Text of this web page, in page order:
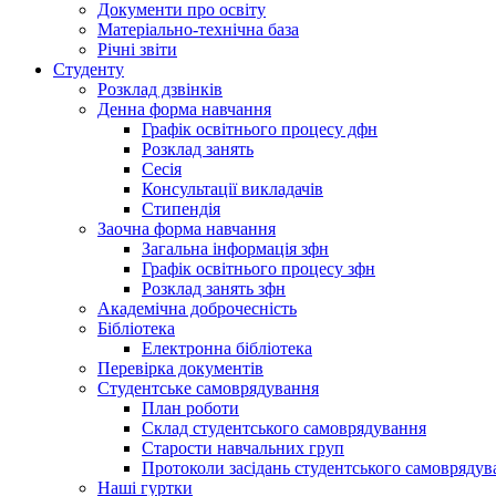
Документи про освіту
Матеріально-технічна база
Річні звіти
Студенту
Розклад дзвінків
Денна форма навчання
Графік освітнього процесу дфн
Розклад занять
Сесія
Консультації викладачів
Стипендія
Заочна форма навчання
Загальна інформація зфн
Графік освітнього процесу зфн
Розклад занять зфн
Академічна доброчесність
Бібліотека
Електронна бібліотека
Перевірка документів
Студентське самоврядування
План роботи
Склад студентського самоврядування
Старости навчальних груп
Протоколи засідань студентського
Наші гуртки